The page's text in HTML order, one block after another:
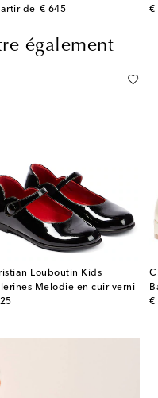
de € 645
price €
également
Louboutin Kids
Melodie en cuir verni
price €